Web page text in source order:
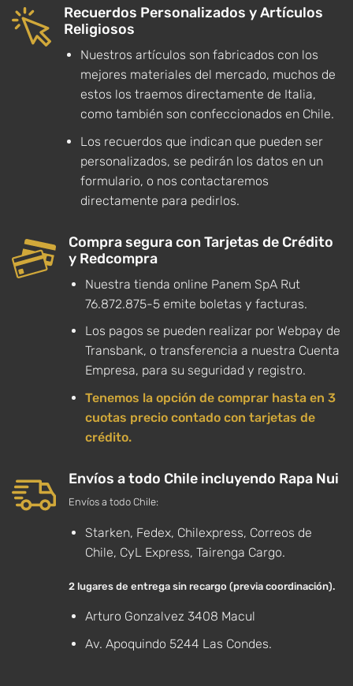
Recuerdos Personalizados y Artículos
Religiosos
Nuestros artículos son fabricados con los
mejores materiales del mercado, muchos de
estos los traemos directamente de Italia,
como también son confeccionados en Chile.
Los recuerdos que indican que pueden ser
personalizados, se pedirán los datos en un
formulario, o nos contactaremos
directamente para pedirlos.
Compra segura con Tarjetas de Crédito
y Redcompra
Nuestra tienda online Panem SpA Rut
76.872.875-5 emite boletas y facturas.
Los pagos se pueden realizar por Webpay de
Transbank, o transferencia a nuestra Cuenta
Empresa, para su seguridad y registro.
Tenemos la opción de comprar hasta en 3
cuotas precio contado con tarjetas de
crédito.
Envíos a todo Chile incluyendo Rapa Nui
Envíos a todo Chile:
Starken, Fedex, Chilexpress, Correos de
Chile, CyL Express, Tairenga Cargo.
2 lugares de entrega sin recargo (previa coordinación).
Arturo Gonzalvez 3408 Macul
Av. Apoquindo 5244 Las Condes.